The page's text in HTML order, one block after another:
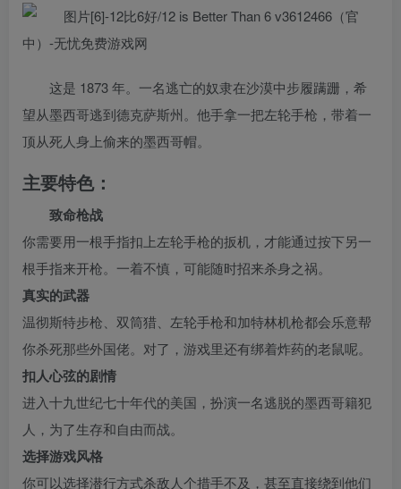
这是 1873 年。一名逃亡的奴隶在沙漠中步履蹒跚，希
望从墨西哥逃到德克萨斯州。他手拿一把左轮手枪，带着一
顶从死人身上偷来的墨西哥帽。
主要特色：
致命枪战
你需要用一根手指扣上左轮手枪的扳机，才能通过按下另一
根手指来开枪。一着不慎，可能随时招来杀身之祸。
真实的武器
温彻斯特步枪、双筒猎、左轮手枪和加特林机枪都会乐意帮
你杀死那些外国佬。对了，游戏里还有绑着炸药的老鼠呢。
扣人心弦的剧情
进入十九世纪七十年代的美国，扮演一名逃脱的墨西哥籍犯
人，为了生存和自由而战。
选择游戏风格
你可以选择潜行方式杀敌人个措手不及，甚至直接绕到他们